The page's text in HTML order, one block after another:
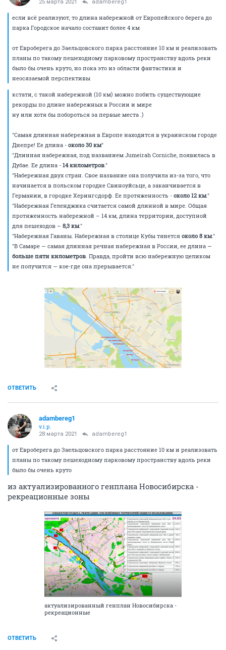
25 марта 2021 adambereg1
если всё реализуют, то длина набережной от Европейского берега до
парка Городское начало составит более 4 км
от Евроберега до Заельцовского парка расстояние 10 км и реализовать
планы по такому пешеходному парковому пространству вдоль реки
было бы очень круто, но пока это из области фантастики и
неосязаемой перспективы
кстати, с такой набережной (10 км) можно побить существующие
рекорды по длине набережных в России и мире
ну или хотя бы побороться за первые места .)
"Самая длинная набережная в Европе находится в украинском городе
Днепре! Ее длина - около 30 км"
"Длинная набережная, под названием Jumeirah Corniche, появилась в
Дубае. Ее длина - 14 километров ."
"Набережная двух стран. Свое название она получила из-за того, что
начинается в польском городке Свиноуйсьце, а заканчивается в
Германии, в городке Херингсдорф. Ее протяженность - около 12 км."
"Набережная Геленджика считается самой длинной в мире. Общая
протяженность набережной – 14 км, длина территории, доступной
для пешеходов – 8,3 км."
"Набережная Гаваны. Набережная в столице Кубы тянется около 8 км."
"В Самаре — самая длинная речная набережная в России, ее длина —
больше пяти километров . Правда, пройти всю набережную целиком
не получится — кое-где она прерывается."
ОТВЕТИТЬ
adambereg1
v.i.p.
28 марта 2021 adambereg1
от Евроберега до Заельцовского парка расстояние 10 км и реализовать
планы по такому пешеходному парковому пространству вдоль реки
было бы очень круто
из актуализированного генплана Новосибирска -
рекреационные зоны
актуализированный генплан Новосибирска -
рекреационные
ОТВЕТИТЬ